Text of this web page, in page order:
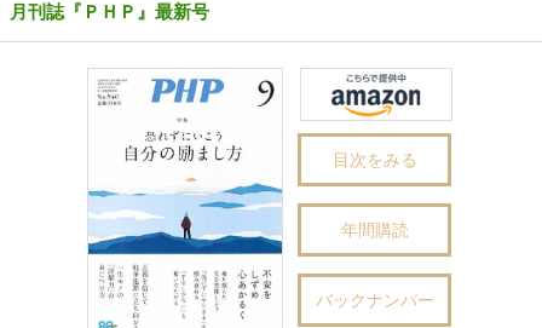
月刊誌『ＰＨＰ』最新号
目次をみる
年間購読
バックナンバー